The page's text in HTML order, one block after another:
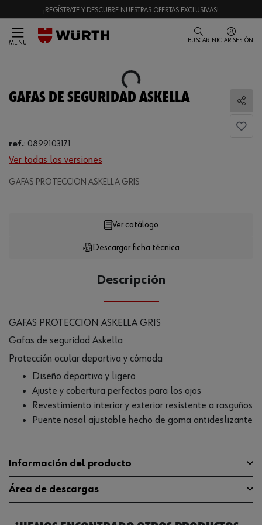
¡REGÍSTRATE Y DESCUBRE NUESTRAS OFERTAS EXCLUSIVAS!
MENÚ BUSCAR INICIAR SESIÓN
Loading...
GAFAS DE SEGURIDAD ASKELLA
ref.: 0899103171
Ver todas las versiones
GAFAS PROTECCION ASKELLA GRIS
Loading...
Descargar ficha técnica
Ver catálogo
Descripción
GAFAS PROTECCION ASKELLA GRIS
Gafas de seguridad Askella
Protección ocular deportiva y cómoda
Diseño deportivo y ligero
Ajuste y cobertura perfectos para los ojos
Revestimiento interior y exterior resistente a rasguños
Puente nasal ajustable hecho de goma antideslizante
Información del producto
Marcado de la lente de seguridad 5-3,1 W 1 FT
Área de descargas